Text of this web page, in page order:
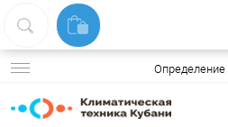
Определение